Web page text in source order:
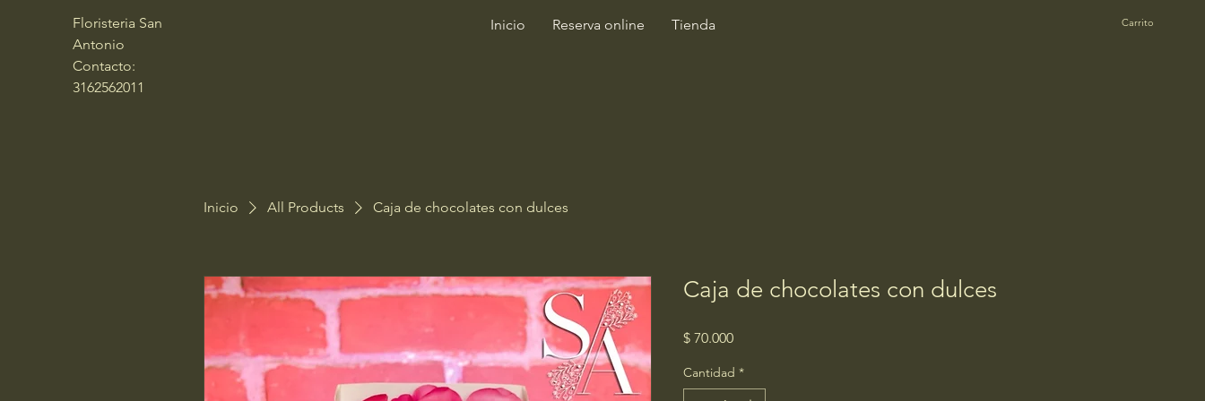
Floristeria San
Antonio
Contacto:
3162562011
Inicio Reserva online Tienda Carrito
Inicio All Products Caja de chocolates con dulces
Caja de chocolates con dulces
$ 70.000Precio
Cantidad *